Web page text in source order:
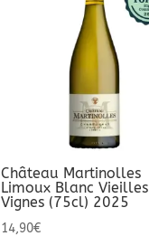
Château Martinolles
Limoux Blanc Vieilles
Vignes (75cl) 2025
14,90€